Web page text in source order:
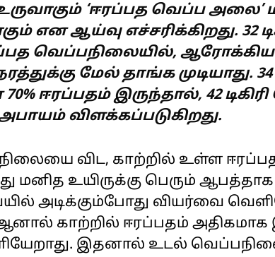
‘ஈரப்பத வெப்ப அலை’
என ஆய்வு எச்சரிக்கிறது. 32
வெப்பநிலையில்,
மேல் தாங்க முடியாது. 34
ஈரப்பதம் இருந்தால், 42
விளக்கப்படுகிறது.
விட, காற்றில் உள்ள
மனித உயிருக்கு பெரும் ஆபத்தாக
அடிக்கும்போது வியர்வை
ஆனால் காற்றில் ஈரப்பதம் அதிகமாக
இதனால் உடல்